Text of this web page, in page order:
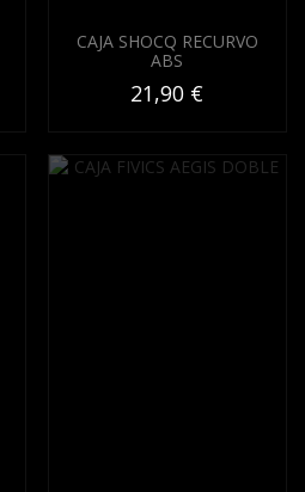
CAJA SHOCQ RECURVO
ABS
21,90 €